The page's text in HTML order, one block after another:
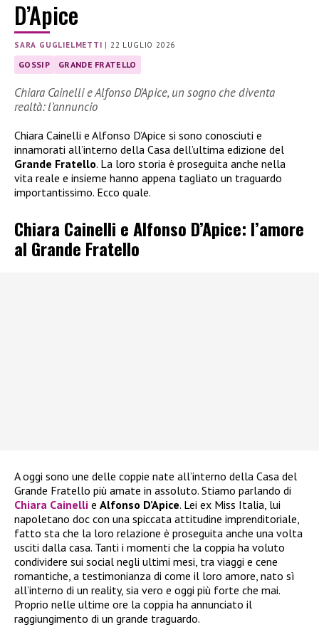
D’Apice
SARA GUGLIELMETTI | 22 LUGLIO 2026
GOSSIP GRANDE FRATELLO
Chiara Cainelli e Alfonso D’Apice, un sogno che diventa
realtà: l’annuncio
Chiara Cainelli e Alfonso D’Apice si sono conosciuti e
innamorati all’interno della Casa dell’ultima edizione del
Grande Fratello. La loro storia è proseguita anche nella
vita reale e insieme hanno appena tagliato un traguardo
importantissimo. Ecco quale.
Chiara Cainelli e Alfonso D’Apice: l’amore
al Grande Fratello
A oggi sono une delle coppie nate all’interno della Casa del
Grande Fratello più amate in assoluto. Stiamo parlando di
Chiara Cainelli e Alfonso D’Apice. Lei ex Miss Italia, lui
napoletano doc con una spiccata attitudine imprenditoriale,
fatto sta che la loro relazione è proseguita anche una volta
usciti dalla casa. Tanti i momenti che la coppia ha voluto
condividere sui social negli ultimi mesi, tra viaggi e cene
romantiche, a testimonianza di come il loro amore, nato sì
all’interno di un reality, sia vero e oggi più forte che mai.
Proprio nelle ultime ore la coppia ha annunciato il
raggiungimento di un grande traguardo.